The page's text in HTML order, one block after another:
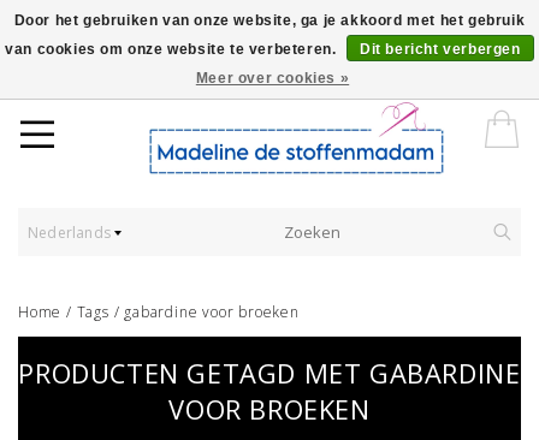
Worldwide Shipping - Onze stoffen worden verkocht per 10 cm.
Nederlands
Home / Tags / gabardine voor broeken
PRODUCTEN GETAGD MET GABARDINE
VOOR BROEKEN
Door het gebruiken van onze website, ga je akkoord met het gebruik
van cookies om onze website te verbeteren.
Dit bericht verbergen
Meer over cookies »